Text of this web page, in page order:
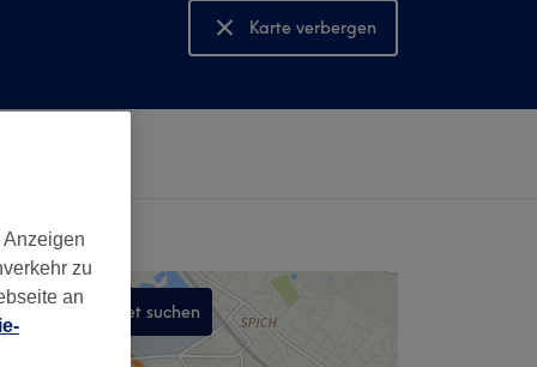
Karte verbergen
Karte anzeigen
In diesem Gebiet suchen
zu
an